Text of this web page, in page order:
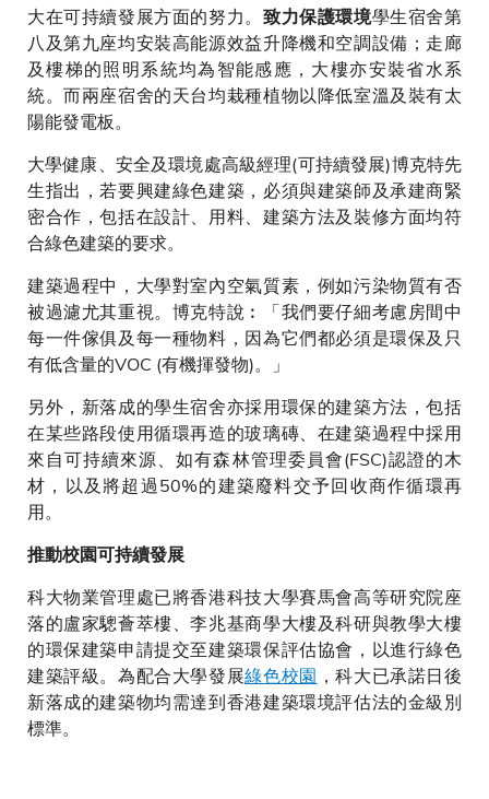
大在可持續發展方面的努力。 致力保護環境學生宿舍第
八及第九座均安裝高能源效益升降機和空調設備；走廊
及樓梯的照明系統均為智能感應，大樓亦安裝省水系
統。而兩座宿舍的天台均栽種植物以降低室溫及裝有太
陽能發電板。
大學健康、安全及環境處高級經理(可持續發展)博克特先
生指出，若要興建綠色建築，必須與建築師及承建商緊
密合作，包括在設計、用料、建築方法及裝修方面均符
合綠色建築的要求。
建築過程中，大學對室內空氣質素，例如污染物質有否
被過濾尤其重視。博克特說︰「我們要仔細考慮房間中
每一件傢俱及每一種物料，因為它們都必須是環保及只
有低含量的VOC (有機揮發物)。」
另外，新落成的學生宿舍亦採用環保的建築方法，包括
在某些路段使用循環再造的玻璃磚、在建築過程中採用
來自可持續來源、如有森林管理委員會(FSC)認證的木
材，以及將超過50%的建築廢料交予回收商作循環再
用。
推動校園可持續發展
科大物業管理處已將香港科技大學賽馬會高等研究院座
落的盧家驄薈萃樓、李兆基商學大樓及科研與教學大樓
的環保建築申請提交至建築環保評估協會，以進行綠色
建築評級。為配合大學發展綠色校園 ，科大已承諾日後
新落成的建築物均需達到香港建築環境評估法的金級別
標準。